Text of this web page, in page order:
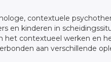
contextuele
en kinderen in
het contextueel werken en
aan verschillende